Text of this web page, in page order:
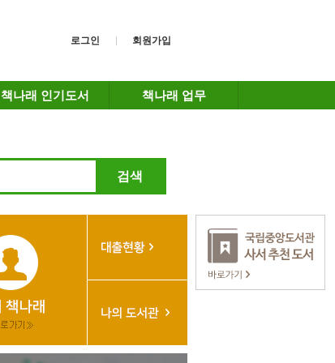
로그인 회원가입
책나래 인기도서 책나래 업무
검색